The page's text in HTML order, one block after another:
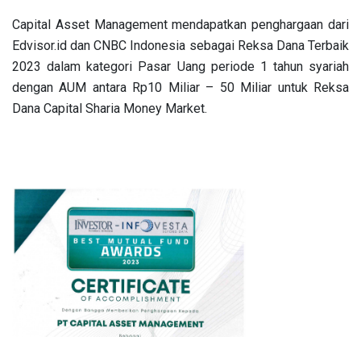
Capital Asset Management mendapatkan penghargaan dari
Edvisor.id dan CNBC Indonesia sebagai Reksa Dana Terbaik
2023 dalam kategori Pasar Uang periode 1 tahun syariah
dengan AUM antara Rp10 Miliar – 50 Miliar untuk Reksa
Dana Capital Sharia Money Market.